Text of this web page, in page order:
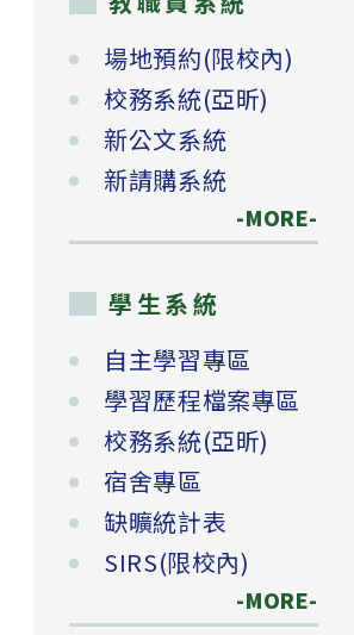
場地預約(限校內)
校務系統(亞昕)
新公文系統
新請購系統
-MORE-
學生系統
自主學習專區
學習歷程檔案專區
校務系統(亞昕)
宿舍專區
缺曠統計表
SIRS(限校內)
-MORE-